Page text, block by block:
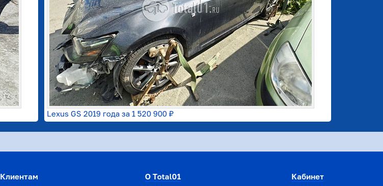
Lexus GS 2019 года за 1 520 900 ₽
Клиентам О Total01 Кабинет